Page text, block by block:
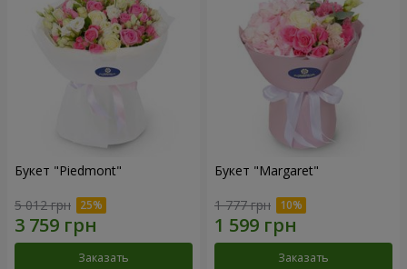
Букет "Piedmont"
5 012 грн
Заказать
Букет "Margaret"
1 777 грн
Заказать